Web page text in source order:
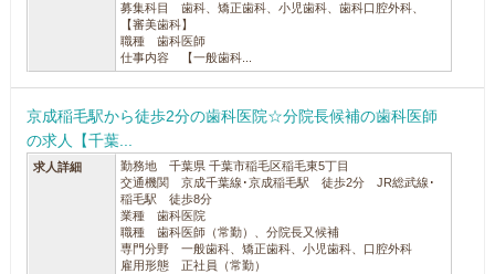
募集科目 歯科、矯正歯科、小児歯科、歯科口腔外科、
【審美歯科】
職種 歯科医師
仕事内容 【一般歯科...
京成稲毛駅から徒歩2分の歯科医院☆分院長候補の歯科医師
の求人【千葉...
求人詳細
勤務地 千葉県 千葉市稲毛区稲毛東5丁目
交通機関 京成千葉線･京成稲毛駅 徒歩2分 JR総武線･
稲毛駅 徒歩8分
業種 歯科医院
職種 歯科医師（常勤）、分院長又候補
専門分野 一般歯科、矯正歯科、小児歯科、口腔外科
雇用形態 正社員（常勤）